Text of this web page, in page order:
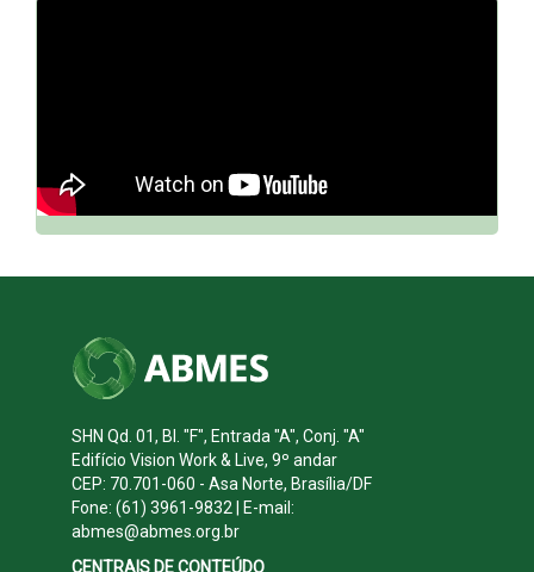
SHN Qd. 01, Bl. "F", Entrada "A", Conj. "A"
Edifício Vision Work & Live, 9º andar
CEP: 70.701-060 - Asa Norte, Brasília/DF
Fone: (61) 3961-9832 | E-mail:
abmes@abmes.org.br
CENTRAIS DE CONTEÚDO